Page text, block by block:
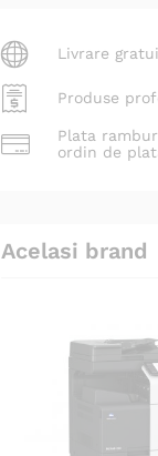
Livrare
Produse
Plata
ordin de
Acelasi brand